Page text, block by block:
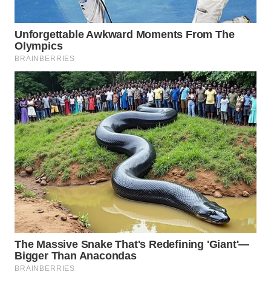
WN
LABUHANBATU
WN
TAPANULI
TENGAH
WN DELI
SERDANG
WN
TEBING
TINGGI
WN
PAKPAK